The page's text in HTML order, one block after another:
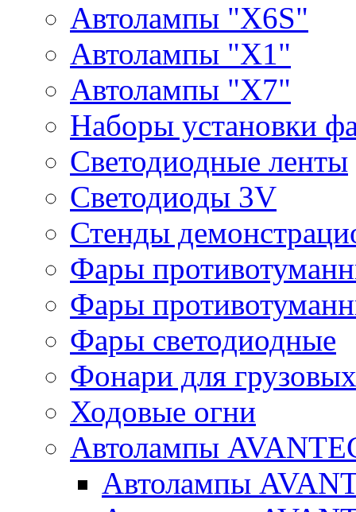
Автолампы "X6S"
Автолампы "Х1"
Автолампы "Х7"
Наборы установки
Светодиодные ленты
Светодиоды 3V
Стенды
Фары
Фары
Фары светодиодные
Фонари для
Ходовые огни
Автолампы
Автолампы